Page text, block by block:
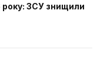
року: ЗСУ знищили